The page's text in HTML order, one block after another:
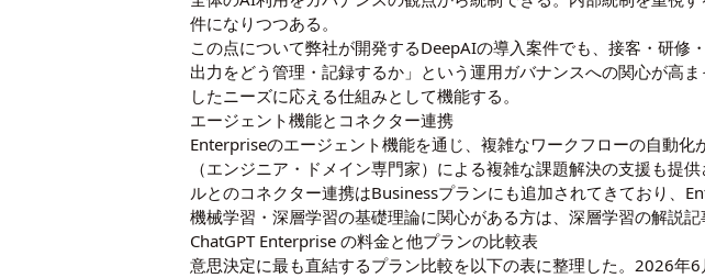
件になりつつある。
この点について弊社が開発するDeepAIの導入案件でも、接客・研
出力をどう管理・記録するか」という運用ガバナンスへの関心が高
したニーズに応える仕組みとして機能する。
エージェント機能とコネクター連携
Enterpriseのエージェント機能を通じ、複雑なワークフローの自動
（エンジニア・ドメイン専門家）による複雑な課題解決の支援も提供
ルとのコネクター連携はBusinessプランにも追加されてきており、
機械学習・深層学習の基礎理論に関心がある方は、深層学習の解説記
ChatGPT Enterprise の料金と他プランの比較表
意思決定に最も直結するプラン比較を以下の表に整理した。2026年